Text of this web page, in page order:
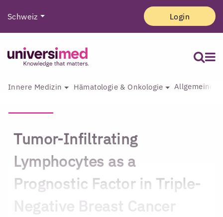
Schweiz Login
Innere Medizin Hämatologie & Onkologie Allgemeine
Tumor-Infiltrating
Lymphocytes as a
Prognostic Factor in Triple-
Negative Breast Cancer